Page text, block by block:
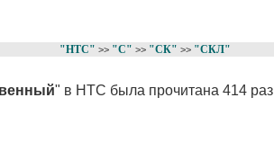
"НТС" >> "С" >> "СК" >> "СКЛ"
" в НТС была прочитана 414 раз